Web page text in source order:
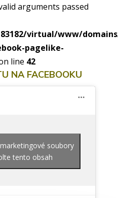
arguments passed
virtual/www/
pagelike-
line 42
NA FACEBOOKU
soubory
tento obsah